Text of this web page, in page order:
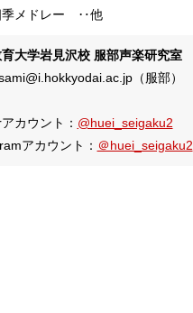
季メドレー ‥他
大学岩見沢校 服部声楽研究室
（服部）
カウント： @huei_seigaku2
アカウント： ＠huei_seigaku2